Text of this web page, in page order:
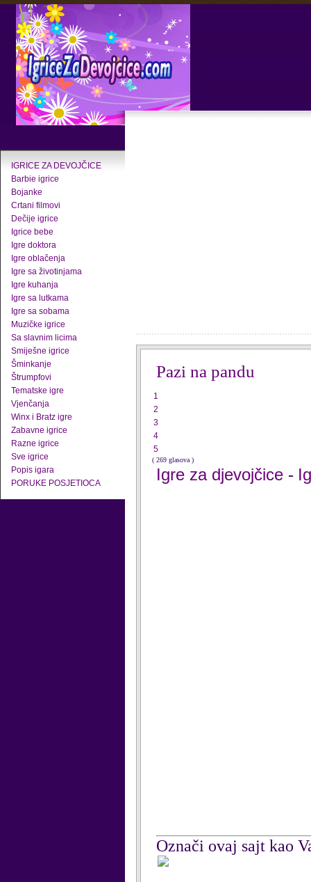
IGRICE ZA DEVOJČICE
Barbie igrice
Bojanke
Crtani filmovi
Dečije igrice
Igrice bebe
Igre doktora
Igre oblačenja
Igre sa životinjama
Igre kuhanja
Igre sa lutkama
Igre sa sobama
Muzičke igrice
Sa slavnim licima
Smiješne igrice
Šminkanje
Štrumpfovi
Tematske igre
Vjenčanja
Winx i Bratz igre
Zabavne igrice
Razne igrice
Sve igrice
Popis igara
PORUKE POSJETIOCA
Pazi na pandu
1
2
3
4
5
( 269 glasova )
Igre za djevojčice -
Označi ovaj sajt kao